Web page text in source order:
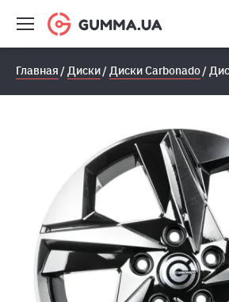
Главная Диски Диски Carbonado